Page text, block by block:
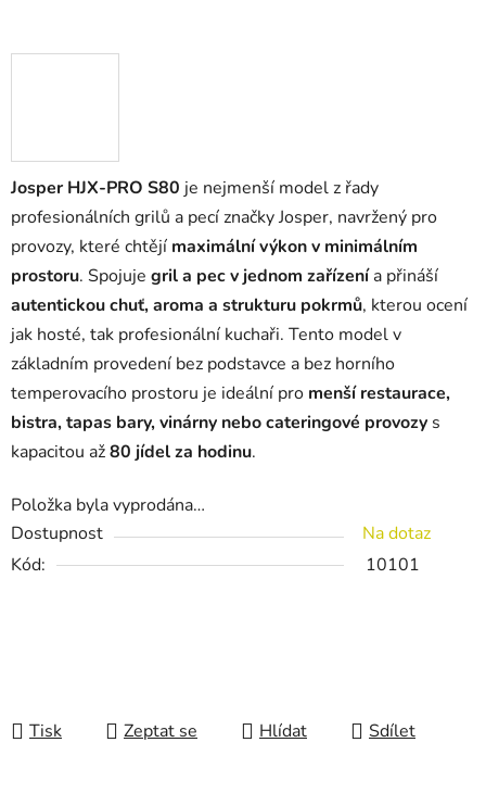
Josper HJX-PRO S80 je nejmenší model z řady
profesionálních grilů a pecí značky Josper, navržený pro
provozy, které chtějí maximální výkon v minimálním
prostoru. Spojuje gril a pec v jednom zařízenía přináší
autentickou chuť, aroma a strukturu pokrmů, kterou ocení
jak hosté, tak profesionální kuchaři. Tento model v
základním provedení bez podstavce a bez horního
temperovacího prostoru je ideální pro menší restaurace,
bistra, tapas bary, vinárny nebo cateringové provozy s
kapacitou až80 jídel za hodinu.
Položka byla vyprodána…
Dostupnost
Na dotaz
Kód:
10101
Tisk Zeptat se Hlídat Sdílet